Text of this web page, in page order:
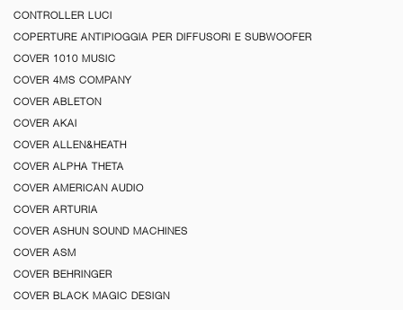
CONTROLLER LUCI
COPERTURE ANTIPIOGGIA PER DIFFUSORI E SUBWOOFER
COVER 1010 MUSIC
COVER 4MS COMPANY
COVER ABLETON
COVER AKAI
COVER ALLEN&HEATH
COVER ALPHA THETA
COVER AMERICAN AUDIO
COVER ARTURIA
COVER ASHUN SOUND MACHINES
COVER ASM
COVER BEHRINGER
COVER BLACK MAGIC DESIGN